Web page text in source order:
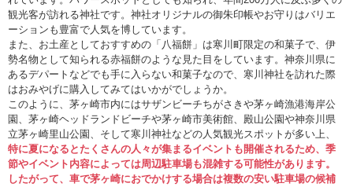
観光客が訪れる神社です。神社オリジナルの御朱印帳やお守りはバリエ
ーションも豊富で人気を博しています。
また、お土産としておすすめの「八福餅」は寒川町限定の和菓子で、伊
勢名物として知られる赤福餅のような見た目をしています。神奈川県に
あるデパートなどでも手に入らない和菓子なので、寒川神社を訪れた際
はおみやげに購入してみてはいかがでしょうか。
このように、茅ヶ崎市内にはサザンビーチちがさきや茅ヶ崎漁港海岸公
園、茅ヶ崎ヘッドランドビーチや茅ヶ崎市美術館、殿山公園や神奈川県
立茅ヶ崎里山公園、そして寒川神社などの人気観光スポットが多い上、
特に夏になるとたくさんの人々が集まるイベントも開催されるため、季
節やイベント内容によっては周辺駐車場も混雑する可能性があります。
したがって、車で茅ヶ崎におでかけする場合は複数の安い駐車場の候補